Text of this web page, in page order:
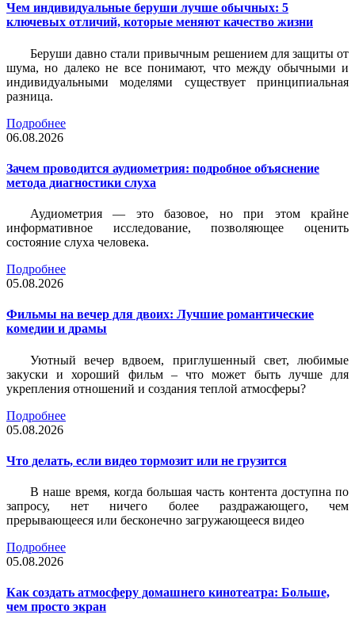
Чем индивидуальные беруши лучше обычных: 5
ключевых отличий, которые меняют качество жизни
Беруши давно стали привычным решением для защиты от
шума, но далеко не все понимают, что между обычными и
индивидуальными моделями существует принципиальная
разница.
Подробнее
06.08.2026
Зачем проводится аудиометрия: подробное объяснение
метода диагностики слуха
Аудиометрия — это базовое, но при этом крайне
информативное исследование, позволяющее оценить
состояние слуха человека.
Подробнее
05.08.2026
Фильмы на вечер для двоих: Лучшие романтические
комедии и драмы
Уютный вечер вдвоем, приглушенный свет, любимые
закуски и хороший фильм – что может быть лучше для
укрепления отношений и создания теплой атмосферы?
Подробнее
05.08.2026
Что делать, если видео тормозит или не грузится
В наше время, когда большая часть контента доступна по
запросу, нет ничего более раздражающего, чем
прерывающееся или бесконечно загружающееся видео
Подробнее
05.08.2026
Как создать атмосферу домашнего кинотеатра: Больше,
чем просто экран